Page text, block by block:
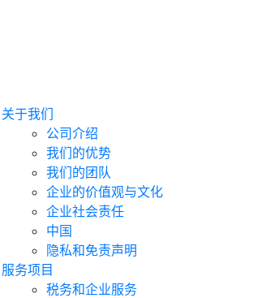
Close
关于我们
公司介绍
我们的优势
我们的团队
企业的价值观与文化
企业社会责任
中国
隐私和免责声明
服务项目
税务和企业服务